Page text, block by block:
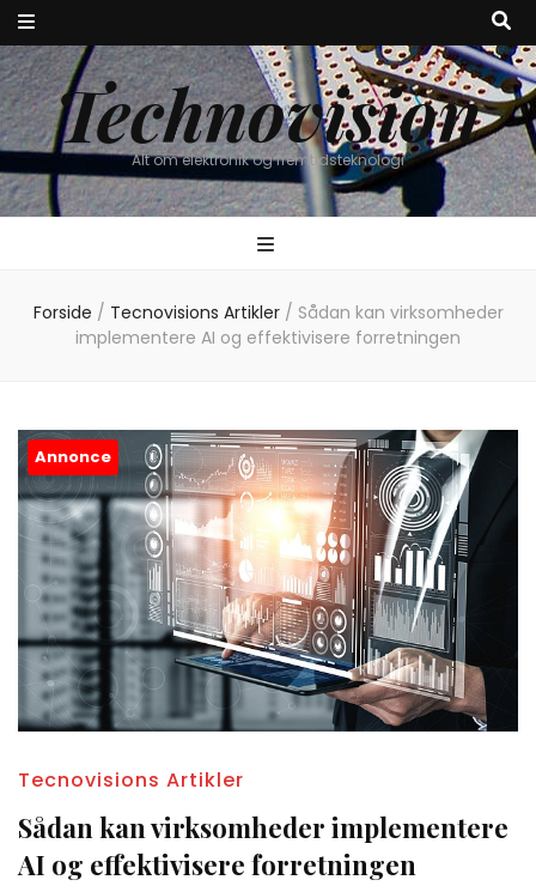
Technovision
Alt om elektronik og fremtidsteknologi
Forside / Tecnovisions Artikler / Sådan kan virksomheder
implementere AI og effektivisere forretningen
Annonce
Tecnovisions Artikler
Sådan kan virksomheder implementere
AI og effektivisere forretningen